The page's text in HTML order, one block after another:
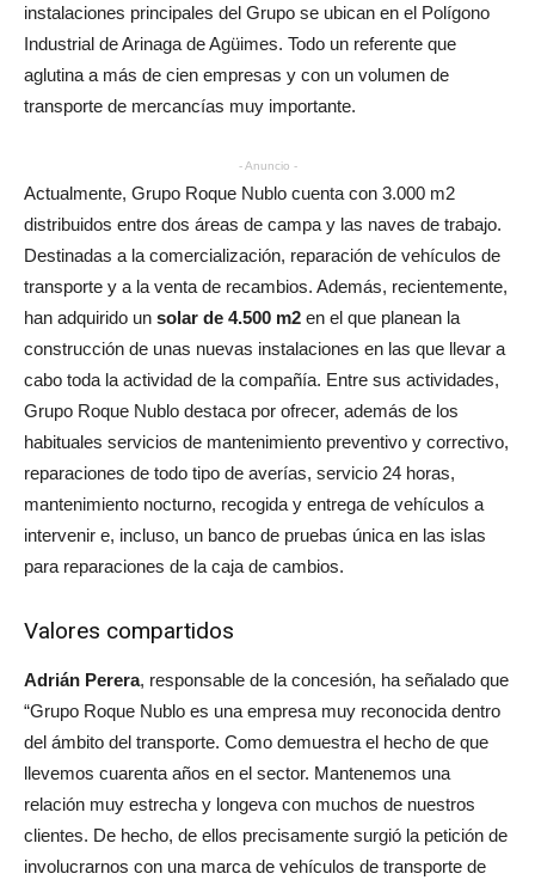
instalaciones principales del Grupo se ubican en el Polígono
Industrial de Arinaga de Agüimes. Todo un referente que
aglutina a más de cien empresas y con un volumen de
transporte de mercancías muy importante.
- Anuncio -
Actualmente, Grupo Roque Nublo cuenta con 3.000 m2
distribuidos entre dos áreas de campa y las naves de trabajo.
Destinadas a la comercialización, reparación de vehículos de
transporte y a la venta de recambios. Además, recientemente,
han adquirido un solar de 4.500 m2 en el que planean la
construcción de unas nuevas instalaciones en las que llevar a
cabo toda la actividad de la compañía. Entre sus actividades,
Grupo Roque Nublo destaca por ofrecer, además de los
habituales servicios de mantenimiento preventivo y correctivo,
reparaciones de todo tipo de averías, servicio 24 horas,
mantenimiento nocturno, recogida y entrega de vehículos a
intervenir e, incluso, un banco de pruebas única en las islas
para reparaciones de la caja de cambios.
Valores compartidos
Adrián Perera, responsable de la concesión, ha señalado que
“Grupo Roque Nublo es una empresa muy reconocida dentro
del ámbito del transporte. Como demuestra el hecho de que
llevemos cuarenta años en el sector. Mantenemos una
relación muy estrecha y longeva con muchos de nuestros
clientes. De hecho, de ellos precisamente surgió la petición de
involucrarnos con una marca de vehículos de transporte de